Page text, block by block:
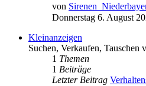
von
Donnerstag 6. August
Kleinanzeigen
Suchen, Verkaufen, Tauschen
1 Themen
1 Beiträge
Letzter Beitrag